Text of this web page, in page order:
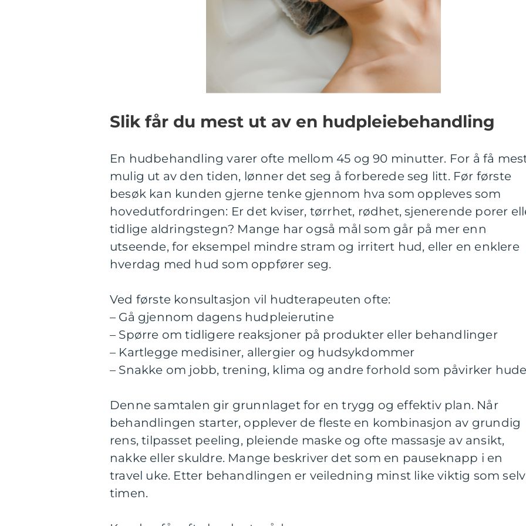
Slik får du mest ut av en hudpleiebehandling
En hudbehandling varer ofte mellom 45 og 90 minutter. For å få
mulig ut av den tiden, lønner det seg å forberede seg litt. Før første
besøk kan kunden gjerne tenke gjennom hva som oppleves som
hovedutfordringen: Er det kviser, tørrhet, rødhet, sjenerende porer
tidlige aldringstegn? Mange har også mål som går på mer enn
utseende, for eksempel mindre stram og irritert hud, eller en enklere
hverdag med hud som oppfører seg.
Ved første konsultasjon vil hudterapeuten ofte:
– Gå gjennom dagens hudpleierutine
– Spørre om tidligere reaksjoner på produkter eller behandlinger
– Kartlegge medisiner, allergier og hudsykdommer
– Snakke om jobb, trening, klima og andre forhold som påvirker
Denne samtalen gir grunnlaget for en trygg og effektiv plan. Når
behandlingen starter, opplever de fleste en kombinasjon av grundig
rens, tilpasset peeling, pleiende maske og ofte massasje av ansikt,
nakke eller skuldre. Mange beskriver det som en pauseknapp i en
travel uke. Etter behandlingen er veiledning minst like viktig som
timen.